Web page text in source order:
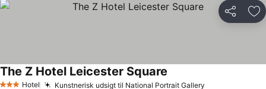
Del
Hotel Kunstnerisk udsigt til National Portrait Gallery
The Z Hotel Leicester Square